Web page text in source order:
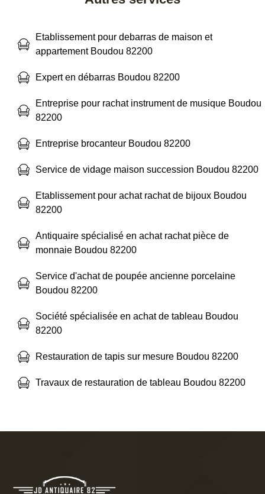
Etablissement pour debarras de maison et
appartement Boudou 82200
Expert en débarras Boudou 82200
Entreprise pour rachat instrument de musique Boudou
82200
Entreprise brocanteur Boudou 82200
Service de vidage maison succession Boudou 82200
Etablissement pour achat rachat de bijoux Boudou
82200
Antiquaire spécialisé en achat rachat pièce de
monnaie Boudou 82200
Service d'achat de poupée ancienne porcelaine
Boudou 82200
Société spécialisée en achat de tableau Boudou
82200
Restauration de tapis sur mesure Boudou 82200
Travaux de restauration de tableau Boudou 82200